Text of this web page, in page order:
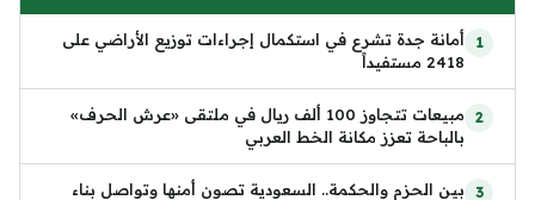
أمانة جدة تشرع في استكمال إجراءات توزيع الأراضي على
2418 مستفيداً
مبيعات تتجاوز 100 ألف ريال في ملتقى «عرش الحرف»
بالباحة تعزز مكانة الخط العربي
بين الحزم والحكمة.. السعودية تصون أمنها وتواصل بناء